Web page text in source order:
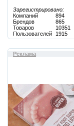
Зарегистрировано:
Компаний
894
Брендов
865
Товаров
10351
Пользователей
1915
Реклама